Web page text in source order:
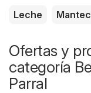
Leche
Ofertas y
categoría
Parral